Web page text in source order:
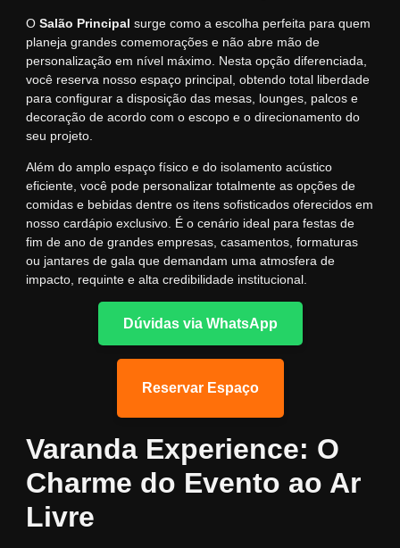
O Salão Principal surge como a escolha perfeita para quem
planeja grandes comemorações e não abre mão de
personalização em nível máximo. Nesta opção diferenciada,
você reserva nosso espaço principal, obtendo total liberdade
para configurar a disposição das mesas, lounges, palcos e
decoração de acordo com o escopo e o direcionamento do
seu projeto.
Além do amplo espaço físico e do isolamento acústico
eficiente, você pode personalizar totalmente as opções de
comidas e bebidas dentre os itens sofisticados oferecidos em
nosso cardápio exclusivo. É o cenário ideal para festas de
fim de ano de grandes empresas, casamentos, formaturas
ou jantares de gala que demandam uma atmosfera de
impacto, requinte e alta credibilidade institucional.
Dúvidas via WhatsApp
Reservar Espaço
Varanda Experience: O
Charme do Evento ao Ar
Livre